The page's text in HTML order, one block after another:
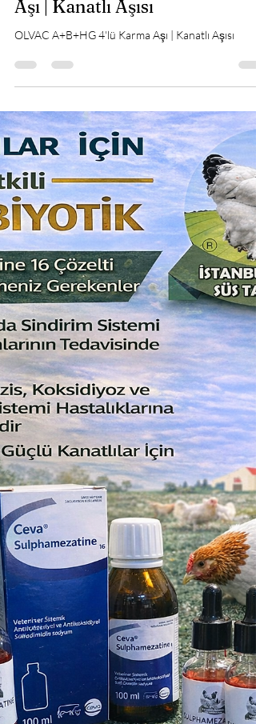
Brahma Süs Tavukları İstanbul
25 Şub
0 dakikada okunur
OLVAC A+B+HG 4'lü Karma
Aşı | Kanatlı Aşısı
OLVAC A+B+HG 4'lü Karma Aşı | Kanatlı Aşısı